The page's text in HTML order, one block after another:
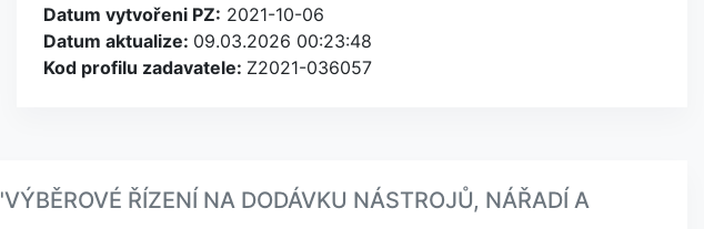
Datum vytvořeni PZ: 2021-10-06
Datum aktualize: 09.03.2026 00:23:48
Kod profilu zadavatele: Z2021-036057
ŘÍZENÍ NA DODÁVKU NÁSTROJŮ, NÁŘADÍ A